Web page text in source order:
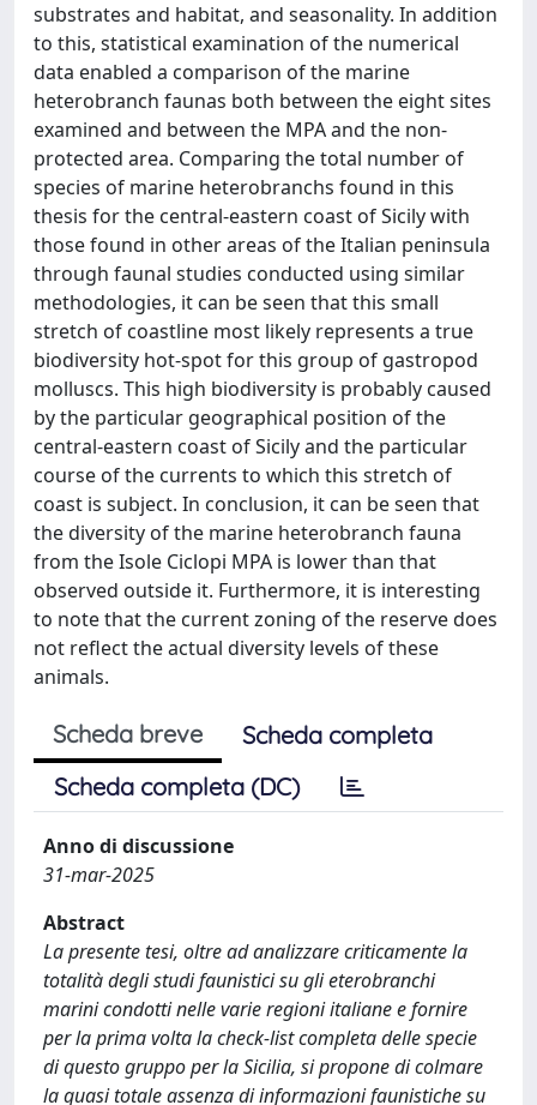
substrates and habitat, and seasonality. In addition
to this, statistical examination of the numerical
data enabled a comparison of the marine
heterobranch faunas both between the eight sites
examined and between the MPA and the non-
protected area. Comparing the total number of
species of marine heterobranchs found in this
thesis for the central-eastern coast of Sicily with
those found in other areas of the Italian peninsula
through faunal studies conducted using similar
methodologies, it can be seen that this small
stretch of coastline most likely represents a true
biodiversity hot-spot for this group of gastropod
molluscs. This high biodiversity is probably caused
by the particular geographical position of the
central-eastern coast of Sicily and the particular
course of the currents to which this stretch of
coast is subject. In conclusion, it can be seen that
the diversity of the marine heterobranch fauna
from the Isole Ciclopi MPA is lower than that
observed outside it. Furthermore, it is interesting
to note that the current zoning of the reserve does
not reflect the actual diversity levels of these
animals.
Scheda breve
Scheda completa
Scheda completa (DC)
Anno di discussione
31-mar-2025
Abstract
La presente tesi, oltre ad analizzare criticamente la
totalità degli studi faunistici su gli eterobranchi
marini condotti nelle varie regioni italiane e fornire
per la prima volta la check-list completa delle specie
di questo gruppo per la Sicilia, si propone di colmare
la quasi totale assenza di informazioni faunistiche su